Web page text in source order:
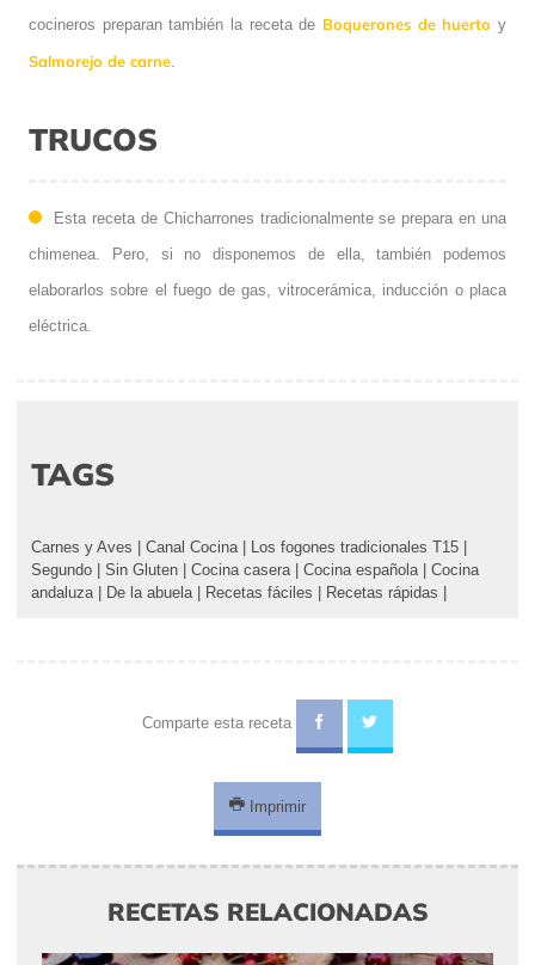
cocineros preparan también la receta de Boquerones de huerto y
Salmorejo de carne.
TRUCOS
Esta receta de Chicharrones tradicionalmente se prepara en una
chimenea. Pero, si no disponemos de ella, también podemos
elaborarlos sobre el fuego de gas, vitrocerámica, inducción o placa
eléctrica.
TAGS
Carnes y Aves Canal Cocina| Los fogones tradicionales T15
Segundo
Sin Gluten Cocina casera| Cocina española| Cocina
andaluza| De la abuela| Recetas fáciles Recetas rápidas
Comparte esta receta
Imprimir
RECETAS RELACIONADAS